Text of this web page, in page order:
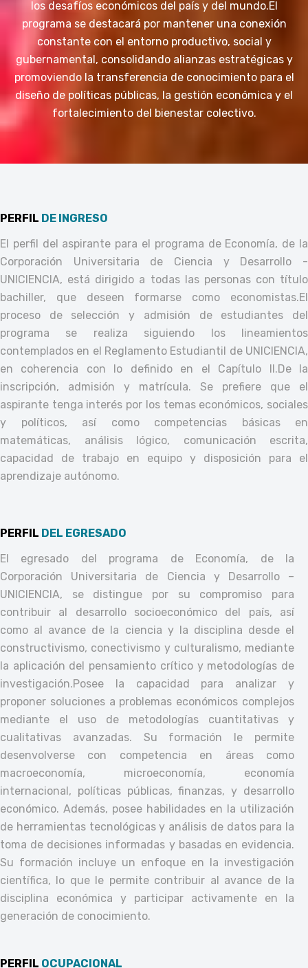
los desafíos económicos del país y del mundo.El
programa se destacará por mantener una conexión
constante con el entorno productivo, social y
gubernamental, consolidando alianzas estratégicas y
promoviendo la transferencia de conocimiento para el
diseño de políticas públicas, la gestión económica y el
fortalecimiento del bienestar colectivo.
PERFIL DE INGRESO
El perfil del aspirante para el programa de Economía, de la
Corporación Universitaria de Ciencia y Desarrollo -
UNICIENCIA, está dirigido a todas las personas con título
bachiller, que deseen formarse como economistas.El
proceso de selección y admisión de estudiantes del
programa se realiza siguiendo los lineamientos
contemplados en el Reglamento Estudiantil de UNICIENCIA,
en coherencia con lo definido en el Capítulo II.De la
inscripción, admisión y matrícula. Se prefiere que el
aspirante tenga interés por los temas económicos, sociales
y políticos, así como competencias básicas en
matemáticas, análisis lógico, comunicación escrita,
capacidad de trabajo en equipo y disposición para el
aprendizaje autónomo.
PERFIL DEL EGRESADO
El egresado del programa de Economía, de la
Corporación Universitaria de Ciencia y Desarrollo –
UNICIENCIA, se distingue por su compromiso para
contribuir al desarrollo socioeconómico del país, así
como al avance de la ciencia y la disciplina desde el
constructivismo, conectivismo y culturalismo, mediante
la aplicación del pensamiento crítico y metodologías de
investigación.Posee la capacidad para analizar y
proponer soluciones a problemas económicos complejos
mediante el uso de metodologías cuantitativas y
cualitativas avanzadas. Su formación le permite
desenvolverse con competencia en áreas como
macroeconomía, microeconomía, economía
internacional, políticas públicas, finanzas, y desarrollo
económico. Además, posee habilidades en la utilización
de herramientas tecnológicas y análisis de datos para la
toma de decisiones informadas y basadas en evidencia.
Su formación incluye un enfoque en la investigación
científica, lo que le permite contribuir al avance de la
disciplina económica y participar activamente en la
generación de conocimiento.
PERFIL OCUPACIONAL